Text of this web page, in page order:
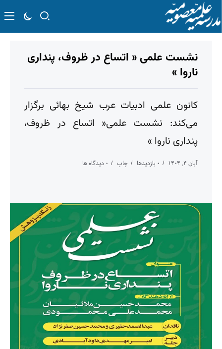
نشست علمی « اتساع در ظروف، پنداری
ناروا »
کانون علمی ادبیات عرب شیخ بهائی برگزار
می‌کند: نشست علمی« اتساع در ظروف،
پنداری ناروا »
آبان ۴, ۱۴۰۴ ۰ بازدیدها چاپ ۰ دیدگاه ها